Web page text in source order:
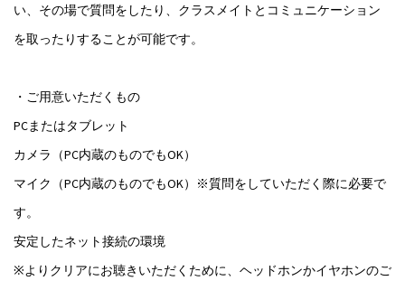
い、その場で質問をしたり、クラスメイトとコミュニケーション
を取ったりすることが可能です。
・ご用意いただくもの
PCまたはタブレット
カメラ（PC内蔵のものでもOK）
マイク（PC内蔵のものでもOK）※質問をしていただく際に必要で
す。
安定したネット接続の環境
※よりクリアにお聴きいただくために、ヘッドホンかイヤホンのご